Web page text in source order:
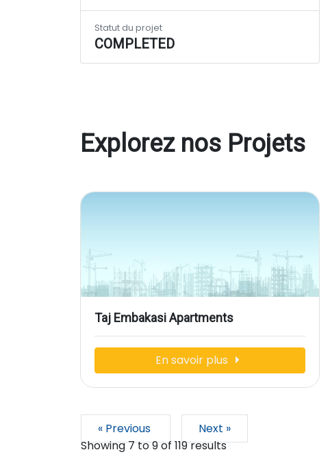
Statut du projet
COMPLETED
Explorez nos Projets
Taj Embakasi Apartments
En savoir plus
« Previous
Next »
Showing7to9of 119results